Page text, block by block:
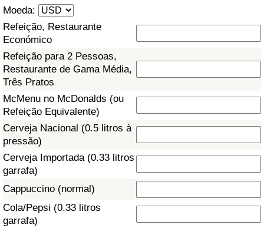
Moeda:
Refeição, Restaurante
Económico
Refeição para 2 Pessoas,
Restaurante de Gama Média,
Três Pratos
McMenu no McDonalds (ou
Refeição Equivalente)
Cerveja Nacional (0.5 litros à
pressão)
Cerveja Importada (0.33 litros
garrafa)
Cappuccino (normal)
Cola/Pepsi (0.33 litros
garrafa)
Indicador de Saúde (Atual)
Indicador de Saúde
Indicador de Saúde por País
Poluição
Indicador de Poluição (Atual)
Índice de poluição
Indicador de Poluição por País
Trânsito